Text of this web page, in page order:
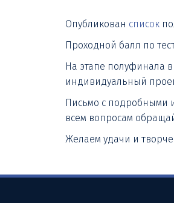
Опубликован список
Проходной балл по
На этапе полуфинала
индивидуальный
Письмо с подробными
всем вопросам
Желаем удачи и